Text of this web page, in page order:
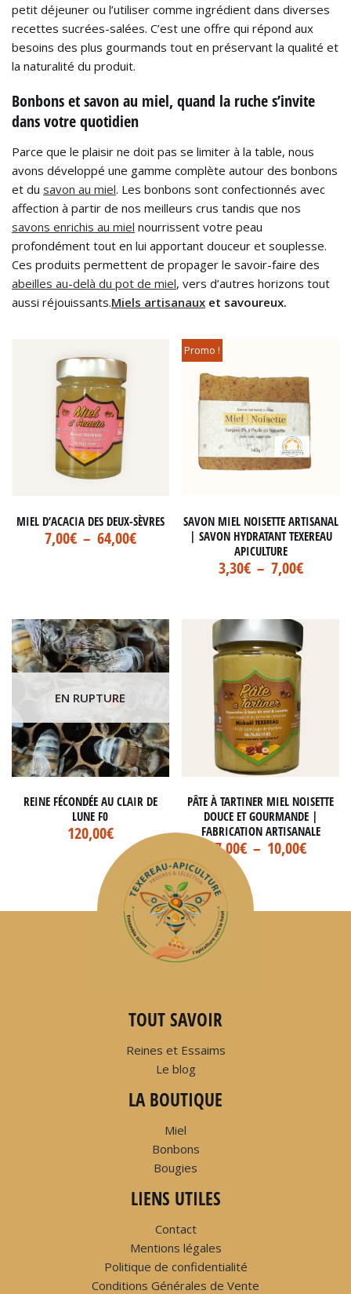
petit déjeuner ou l’utiliser comme ingrédient dans diverses
recettes sucrées-salées. C’est une offre qui répond aux
besoins des plus gourmands tout en préservant la qualité et
la naturalité du produit.
Bonbons et savon au miel, quand la ruche s’invite
dans votre quotidien
Parce que le plaisir ne doit pas se limiter à la table, nous
avons développé une gamme complète autour des bonbons
et du savon au miel. Les bonbons sont confectionnés avec
affection à partir de nos meilleurs crus tandis que nos
savons enrichis au miel nourrissent votre peau
profondément tout en lui apportant douceur et souplesse.
Ces produits permettent de propager le savoir-faire des
abeilles au-delà du pot de miel, vers d’autres horizons tout
aussi réjouissants.Miels artisanaux et savoureux.
MIEL D’ACACIA DES DEUX-SÈVRES
7,00€ – 64,00€
Promo !
SAVON MIEL NOISETTE ARTISANAL
| SAVON HYDRATANT TEXEREAU
APICULTURE
3,30€ – 7,00€
EN RUPTURE
REINE FÉCONDÉE AU CLAIR DE
LUNE F0
120,00€
PÂTE À TARTINER MIEL NOISETTE
DOUCE ET GOURMANDE |
FABRICATION ARTISANALE
7,00€ – 10,00€
TOUT SAVOIR
Reines et Essaims
Le blog
LA BOUTIQUE
Miel
Bonbons
Bougies
LIENS UTILES
Contact
Mentions légales
Politique de confidentialité
Conditions Générales de Vente